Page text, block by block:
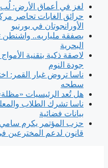
لغز في أعماق الأرض: لُب
حرائق الغابات تحاصر
الأورانجوتان في بورنيو
بصفقة ملياريه..
البحرية
لاصقة ذكية بتقنية
جودة النوم
ناسا تروض غبار القمر:
سطحه
هل تُعد الرئيسيات «مظلة»
ناسا تشرك الطلاب
بيانات فضائية
حزب المؤتمر يكرم
قانون لدعم المخترعين